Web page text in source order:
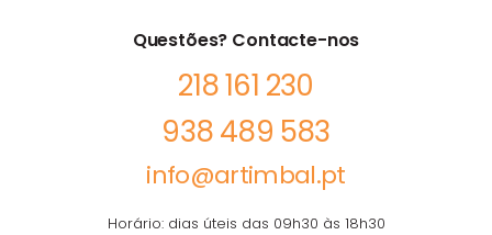
Questões? Contacte-nos
218 161 230
938 489 583
info@artimbal.pt
Horário: dias úteis das 09h30 às 18h30